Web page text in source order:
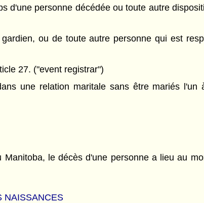
d'une personne décédée ou toute autre
ou de toute autre personne qui est
27. ("event registrar")
une relation maritale sans être mariés l'un
le décès d'une personne a lieu au
NAISSANCES